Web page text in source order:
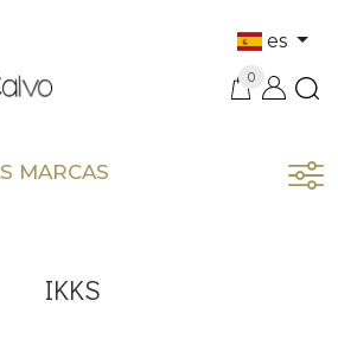
es
0
MARCAS
IKKS